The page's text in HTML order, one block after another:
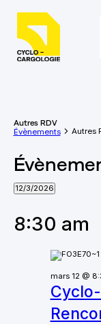
LE
VERS
Autres RDV
Évènements Autres
12/3/2026
date.
8:30 am
mars 12 @